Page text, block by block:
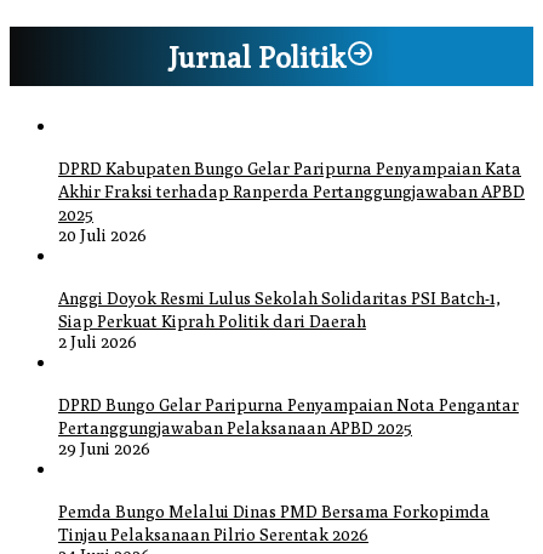
Jurnal Politik
DPRD Kabupaten Bungo Gelar Paripurna Penyampaian Kata
Akhir Fraksi terhadap Ranperda Pertanggungjawaban APBD
2025
20 Juli 2026
Anggi Doyok Resmi Lulus Sekolah Solidaritas PSI Batch-1,
Siap Perkuat Kiprah Politik dari Daerah
2 Juli 2026
DPRD Bungo Gelar Paripurna Penyampaian Nota Pengantar
Pertanggungjawaban Pelaksanaan APBD 2025
29 Juni 2026
Pemda Bungo Melalui Dinas PMD Bersama Forkopimda
Tinjau Pelaksanaan Pilrio Serentak 2026